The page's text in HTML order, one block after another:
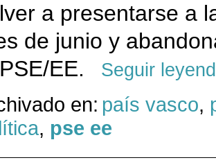
a presentarse a
de junio y
EE.
Seguir
en: país vasco,
, pse ee